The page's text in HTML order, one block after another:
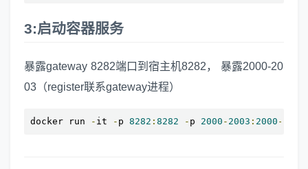
3:启动容器服务
暴露gateway 8282端口到宿主机8282， 暴露2000-20
03（register联系gateway进程）
docker run - it - p 8282 : 8282 - p 2000 - 2003 : 2000 -